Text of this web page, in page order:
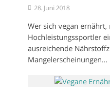
28. Juni 2018
Wer sich vegan ernährt,
Hochleistungssportler
ausreichende
Mangelerscheinungen...